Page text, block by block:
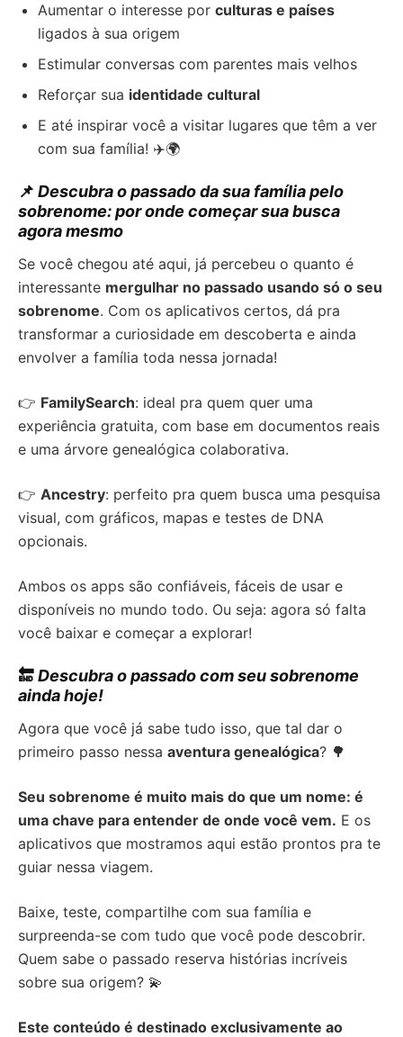
Aumentar o interesse por culturas e países
ligados à sua origem
Estimular conversas com parentes mais velhos
Reforçar sua identidade cultural
E até inspirar você a visitar lugares que têm a ver
com sua família! ✈️🌍
📌 Descubra o passado da sua família pelo
sobrenome: por onde começar sua busca
agora mesmo
Se você chegou até aqui, já percebeu o quanto é
interessante mergulhar no passado usando só o seu
sobrenome. Com os aplicativos certos, dá pra
transformar a curiosidade em descoberta e ainda
envolver a família toda nessa jornada!
👉 FamilySearch: ideal pra quem quer uma
experiência gratuita, com base em documentos reais
e uma árvore genealógica colaborativa.
👉 Ancestry: perfeito pra quem busca uma pesquisa
visual, com gráficos, mapas e testes de DNA
opcionais.
Ambos os apps são confiáveis, fáceis de usar e
disponíveis no mundo todo. Ou seja: agora só falta
você baixar e começar a explorar!
🔚Descubra o passado com seu sobrenome
ainda hoje!
Agora que você já sabe tudo isso, que tal dar o
primeiro passo nessa aventura genealógica? 🌳
Seu sobrenome é muito mais do que um nome: é
uma chave para entender de onde você vem. E os
aplicativos que mostramos aqui estão prontos pra te
guiar nessa viagem.
Baixe, teste, compartilhe com sua família e
surpreenda-se com tudo que você pode descobrir.
Quem sabe o passado reserva histórias incríveis
sobre sua origem? 💫
Este conteúdo é destinado exclusivamente ao